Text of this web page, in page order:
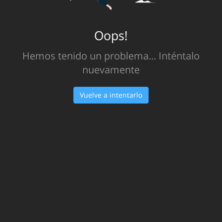
Oops!
Hemos tenido un problema... Inténtalo
nuevamente
Vuelve a intentarlo